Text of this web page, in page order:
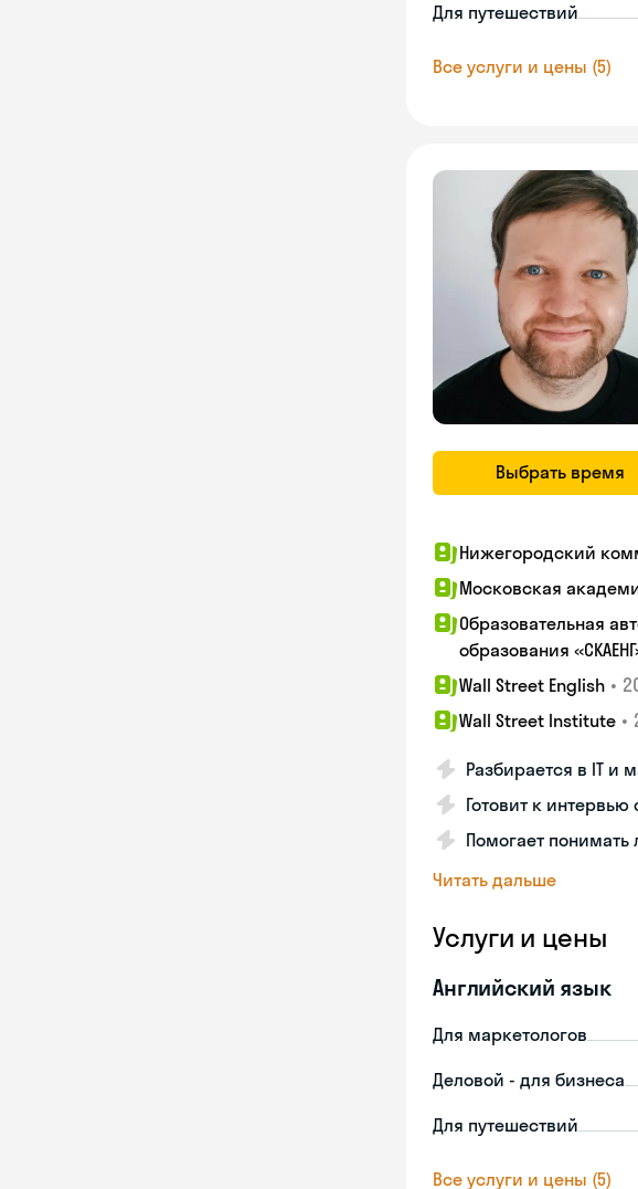
Для путешествий
Все услуги и цены (5)
Выбрать время
Нижегородский
Московская
Образовательная
образования
Wall Street English •
Wall Street Institute •
Разбирается в IT и
Готовит к
Помогает
Читать дальше
Услуги и цены
Английский язык
Для маркетологов
Деловой - для бизнеса
Для путешествий
Все услуги и цены (5)